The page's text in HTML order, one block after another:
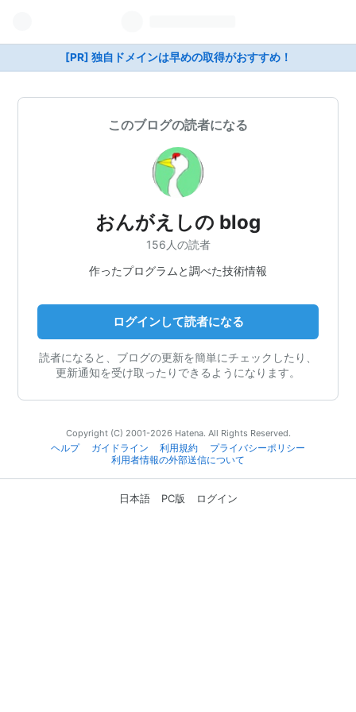
[PR] 独自ドメインは早めの取得がおすすめ！
このブログの読者になる
おんがえしの blog
156人の読者
作ったプログラムと調べた技術情報
ログインして読者になる
読者になると、ブログの更新を簡単にチェックしたり、
更新通知を受け取ったりできるようになります。
Copyright (C) 2001-2026 Hatena. All Rights Reserved.
ヘルプ
ガイドライン 利用規約
プライバシーポリシー
利用者情報の外部送信について
日本語 PC版 ログイン